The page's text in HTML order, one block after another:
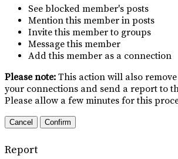
See blocked member's posts
Mention this member in posts
Invite this member to groups
Message this member
Add this member as a connection
Please note: This action will also
your connections and send a report to
Please allow a few minutes for this
Confirm
Report